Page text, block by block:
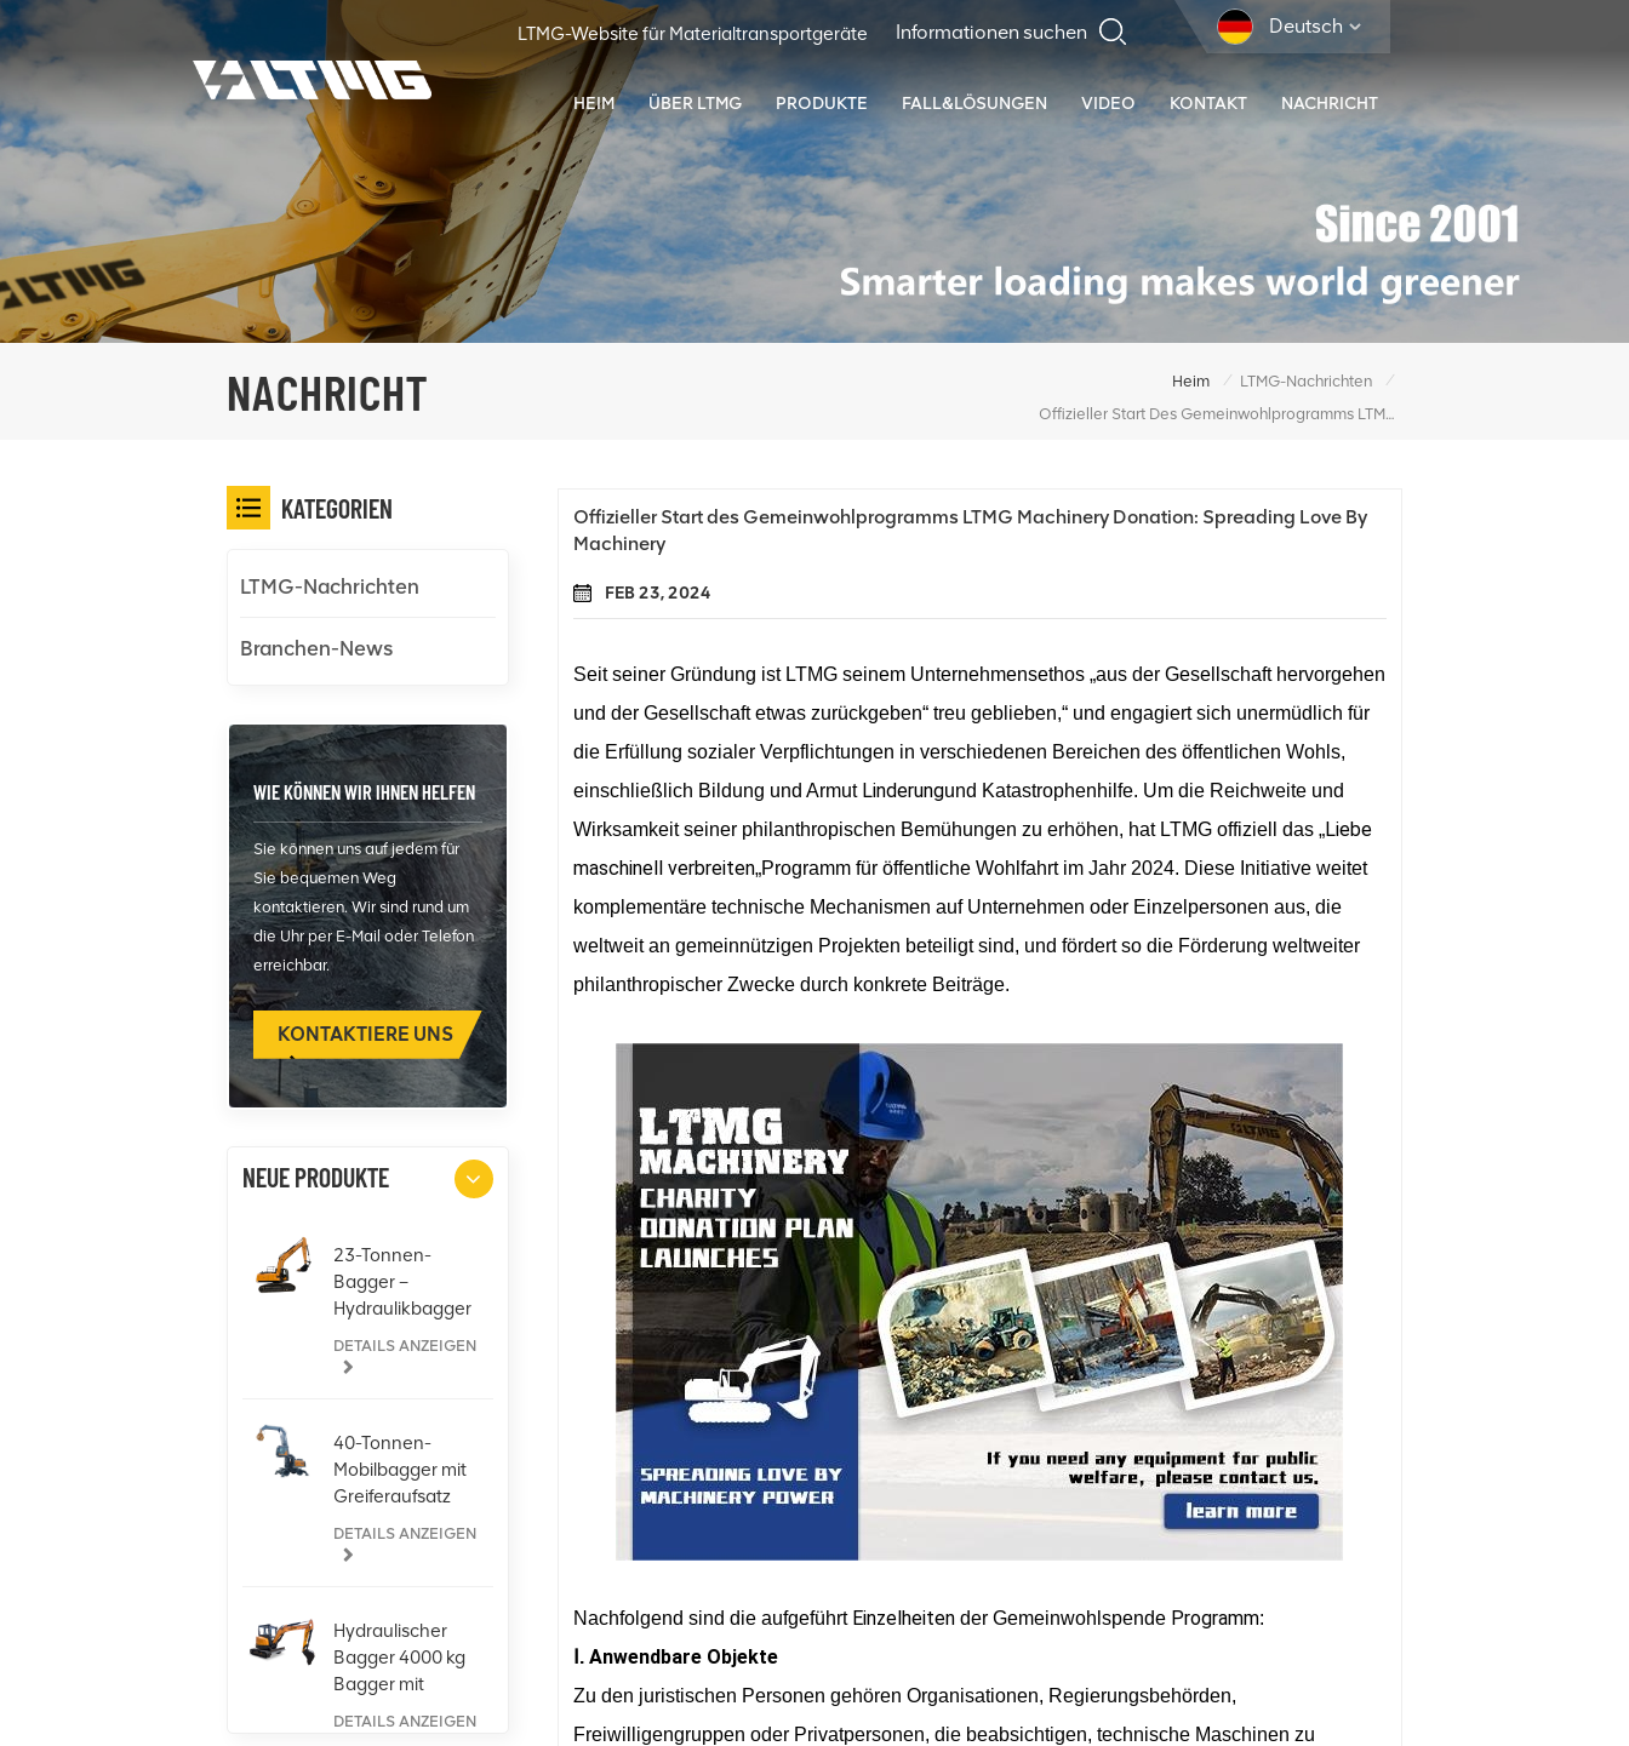
Deutsch
LTMG-Website für Materialtransportgeräte
HEIM ÜBER LTMG PRODUKTE FALL&LÖSUNGEN VIDEO KONTAKT NACHRICHT
NACHRICHT Heim / LTMG-Nachrichten
/
Offizieller Start Des Gemeinwohlprogramms LTMG Machinery Donation: Spreading Love By Machinery
Offizieller Start des Gemeinwohlprogramms LTMG Machinery Donation: Spreading Love By
Machinery
FEB 23, 2024
Seit seiner Gründung ist LTMG seinem Unternehmensethos „aus der Gesellschaft hervorgehen
und der Gesellschaft etwas zurückgeben“ treu geblieben,“ und engagiert sich unermüdlich für
die Erfüllung sozialer Verpflichtungen in verschiedenen Bereichen des öffentlichen Wohls,
einschließlich Bildung und Armut Linderungund Katastrophenhilfe. Um die Reichweite und
Wirksamkeit seiner philanthropischen Bemühungen zu erhöhen, hat LTMG offiziell das „Liebe
maschinell verbreiten„Programm für öffentliche Wohlfahrt im Jahr 2024. Diese Initiative weitet
komplementäre technische Mechanismen auf Unternehmen oder Einzelpersonen aus, die
weltweit an gemeinnützigen Projekten beteiligt sind, und fördert so die Förderung weltweiter
philanthropischer Zwecke durch konkrete Beiträge.
Nachfolgend sind die aufgeführt Einzelheiten der Gemeinwohlspende Programm:
Ⅰ. Anwendbare Objekte
Zu den juristischen Personen gehören Organisationen, Regierungsbehörden,
Freiwilligengruppen oder Privatpersonen, die beabsichtigen, technische Maschinen zu
KATEGORIEN
LTMG-Nachrichten
Branchen-News
WIE KÖNNEN WIR IHNEN HELFEN
Sie können uns auf jedem für
Sie bequemen Weg
kontaktieren. Wir sind rund um
die Uhr per E-Mail oder Telefon
erreichbar.
KONTAKTIERE UNS
NEUE PRODUKTE
23-Tonnen-
Bagger –
Hydraulikbagger
für jede
Aufgabe
DETAILS ANZEIGEN
40-Tonnen-
Mobilbagger mit
Greiferaufsatz
DETAILS ANZEIGEN
Hydraulischer
Bagger 4000 kg
Bagger mit
Kubota-Motor
DETAILS ANZEIGEN